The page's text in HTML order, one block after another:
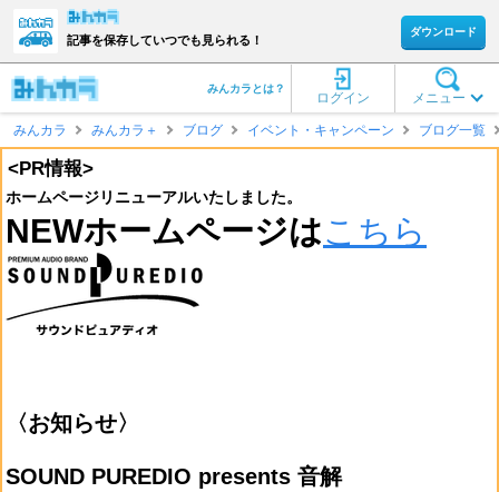
記事を保存していつでも見られる！
ダウンロード
メニュー
ログイン
みんカラとは？
みんカラ みんカラ＋ ブログ イベント・キャンペーン ブログ一覧
<PR情報>
ホームページリニューアルいたしました。
NEWホームページはこちら
〈お知らせ〉
SOUND PUREDIO presents 音解